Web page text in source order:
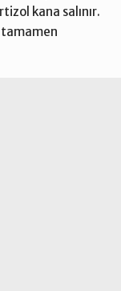
kana salınır.
tamamen